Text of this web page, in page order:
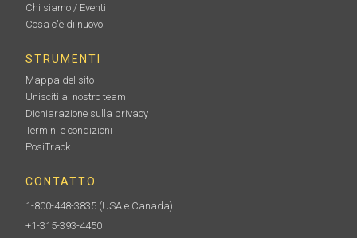
Chi siamo / Eventi
Cosa c'è di nuovo
STRUMENTI
Mappa del sito
Unisciti al nostro team
Dichiarazione sulla privacy
Termini e condizioni
PosiTrack
CONTATTO
1-800-448-3835 (USA e Canada)
+1-315-393-4450